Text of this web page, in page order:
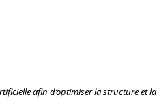
afin d’optimiser la structure et